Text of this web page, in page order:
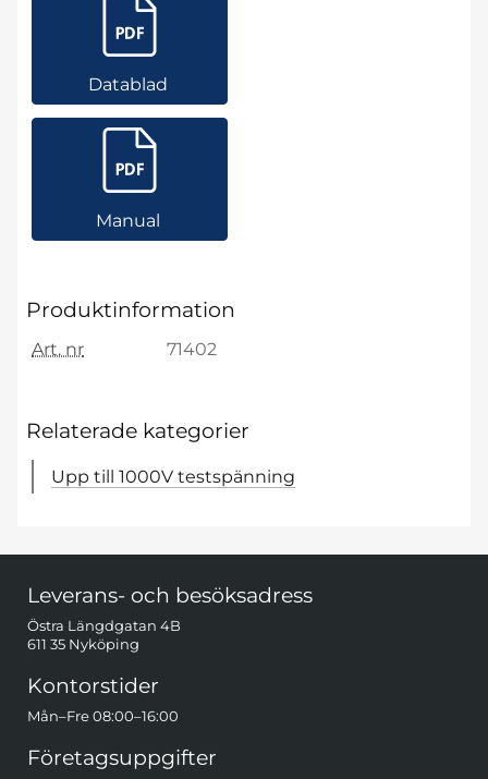
Datablad
Manual
Produktinformation
Art. nr 71402
Relaterade kategorier
Upp till 1000V testspänning
Leverans- och besöksadress
Östra Längdgatan 4B
611 35 Nyköping
Kontorstider
Mån–Fre 08:00–16:00
Företagsuppgifter